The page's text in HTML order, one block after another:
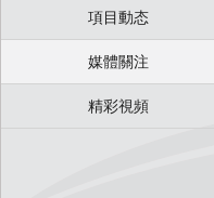
項目動态
媒體關注
精彩視頻